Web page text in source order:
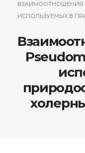
ВЗАИМООТНОШЕНИЯ
ИСПОЛЬЗУЕМЫХ В